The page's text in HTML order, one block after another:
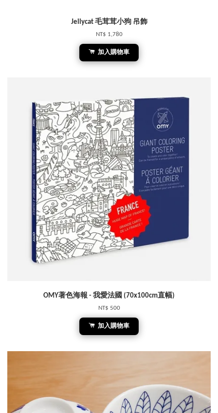
Jellycat 毛茸茸小狗 吊飾
NT$ 1,780
加入購物車
OMY著色海報 - 我愛法國 (70x100cm直幅)
NT$ 500
加入購物車